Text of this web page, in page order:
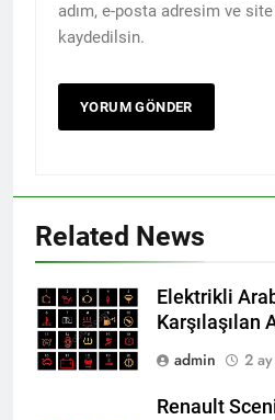
adım, e-posta adresim ve
kaydedilsin.
Related News
Elektrikli
Karşılaşılan
admin
2
Renault